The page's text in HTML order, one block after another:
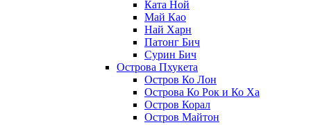
Ката Ной
Май Као
Най Харн
Патонг Бич
Сурин Бич
Острова Пхукета
Остров Ко Лон
Острова Ко Рок и Ко Ха
Остров Корал
Остров Майтон